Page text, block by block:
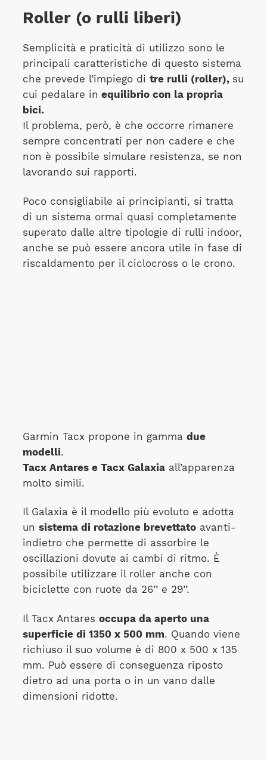
Roller (o rulli liberi)
Semplicità e praticità di utilizzo sono le
principali caratteristiche di questo sistema
che prevede l’impiego di tre rulli (roller), su
cui pedalare in equilibrio con la propria
bici.
Il problema, però, è che occorre rimanere
sempre concentrati per non cadere e che
non è possibile simulare resistenza, se non
lavorando sui rapporti.
Poco consigliabile ai principianti, si tratta
di un sistema ormai quasi completamente
superato dalle altre tipologie di rulli indoor,
anche se può essere ancora utile in fase di
riscaldamento per il ciclocross o le crono.
Garmin Tacx propone in gamma due
modelli.
Tacx Antares e Tacx Galaxiaall’apparenza
molto simili.
Il Galaxia è il modello più evoluto e adotta
un sistema di rotazione brevettatoavanti-
indietro che permette di assorbire le
oscillazioni dovute ai cambi di ritmo. È
possibile utilizzare il roller anche con
biciclette con ruote da 26’’ e 29’’.
Il Tacx Antares occupa da aperto una
superficie di 1350 x 500 mm. Quando viene
richiuso il suo volume è di 800 x 500 x 135
mm. Può essere di conseguenza riposto
dietro ad una porta o in un vano dalle
dimensioni ridotte.